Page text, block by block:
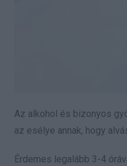
Az alkohol és bizonyos
az esélye annak, hogy
Érdemes legalább 3-4